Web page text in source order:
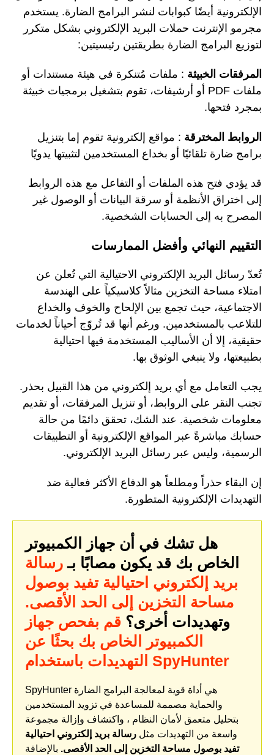
الإلكترونية أيضًا كبوابات لنشر البرامج الضارة. يستخدم
مجرمو الإنترنت حملات البريد الإلكتروني بشكل متكرر
لتوزيع البرامج الضارة بطريقتين رئيسيتين:
المرفقات الخبيثة : ملفات مُتنكرة في هيئة مستندات أو
ملفات PDF أو أرشيفات، تقوم بتشغيل برمجيات خبيثة
بمجرد فتحها.
الروابط المخترقة : مواقع إلكترونية تقوم إما بتنزيل
برامج ضارة تلقائيًا أو بخداع المستخدمين لتثبيتها يدويًا
قد يؤدي فتح هذه الملفات أو التفاعل مع هذه الروابط
إلى اختراق الأنظمة أو سرقة البيانات أو الوصول غير
المصرح به إلى الحسابات الشخصية.
التقييم النهائي وأفضل الممارسات
تُعدّ رسائل البريد الإلكتروني الاحتيالية التي تُعلن عن
امتلاء مساحة التخزين مثالاً كلاسيكياً على الهندسة
الاجتماعية، حيث تجمع بين الإلحاح والخوف والخداع
للتلاعب بالمستخدمين. ورغم أنها قد تُروّج أحياناً لخدمات
حقيقية، إلا أن الأساليب المستخدمة فيها احتيالية
بطبيعتها، ولا ينبغي الوثوق بها.
يجب التعامل مع أي بريد إلكتروني من هذا القبيل بحذر.
تجنب النقر على الروابط، أو تنزيل المرفقات، أو تقديم
معلومات شخصية. عند الشك، تحقق دائمًا من حالة
حسابك مباشرةً عبر المواقع الإلكترونية أو التطبيقات
الرسمية، وليس عبر رسائل البريد الإلكتروني.
إن البقاء حذراً ومطلعاً هو الدفاع الأكثر فعالية ضد
التهديدات الإلكترونية المتطورة.
هل تشك في أن جهاز الكمبيوتر
الخاص بك قد يكون مصابًا بـ رسالة
بريد إلكتروني احتيالية تفيد بوصول
مساحة التخزين إلى الحد الأقصى.
وتهديدات أخرى؟ قم بفحص جهاز
الكمبيوتر الخاص بك بحثًا عن
التهديدات باستخدام SpyHunter
SpyHunter هي أداة قوية لمعالجة البرامج الضارة
والحماية مصممة للمساعدة في تزويد المستخدمين
بتحليل متعمق لأمان النظام ، واكتشاف وإزالة مجموعة
واسعة من التهديدات مثل رسالة بريد إلكتروني احتيالية
تفيد بوصول مساحة التخزين إلى الحد الأقصى. بالإضافة